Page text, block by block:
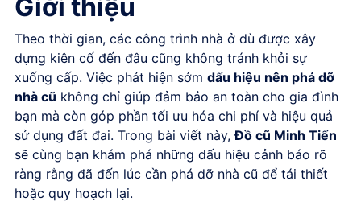
Giới thiệu
Theo thời gian, các công trình nhà ở dù được xây
dựng kiên cố đến đâu cũng không tránh khỏi sự
xuống cấp. Việc phát hiện sớm dấu hiệu nên phá dỡ
nhà cũ không chỉ giúp đảm bảo an toàn cho gia đình
bạn mà còn góp phần tối ưu hóa chi phí và hiệu quả
sử dụng đất đai. Trong bài viết này,Đồ cũ Minh Tiến
sẽ cùng bạn khám phá những dấu hiệu cảnh báo rõ
ràng rằng đã đến lúc cần phá dỡ nhà cũ để tái thiết
hoặc quy hoạch lại.